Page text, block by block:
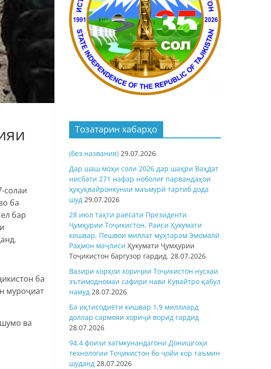
солаи
ба
бар
ба
муроҷиат
ва
Тозатарин хабарҳо
(без названия) 29.07.2026
Дар шаш моҳи соли 2026 дар шаҳри Ваҳдат
нисбати 271 нафар ноболиғ парвандаҳои
ҳуқуқвайронкунии маъмурӣ тартиб дода
шуд 29.07.2026
28 июл таҳти раёсати Президенти
Ҷумҳурии Тоҷикистон, Раиси Ҳукумати
кишвар, Пешвои миллат муҳтарам Эмомалӣ
Раҳмон маҷлиси Ҳукумати Ҷумҳурии
Тоҷикистон баргузор гардид. 28.07.2026
Вазири корҳои хориҷии Тоҷикистон нусхаи
эътимодномаи сафири нави Кувайтро қабул
намуд 28.07.2026
Ба иқтисодиёти кишвар 1,9 миллиард
доллар сармояи хориҷӣ ворид гардид
28.07.2026
94,4 фоизи хатмкунандагони Донишгоҳи
технологии Тоҷикистон бо ҷойи кор таъмин
шуданд 28.07.2026